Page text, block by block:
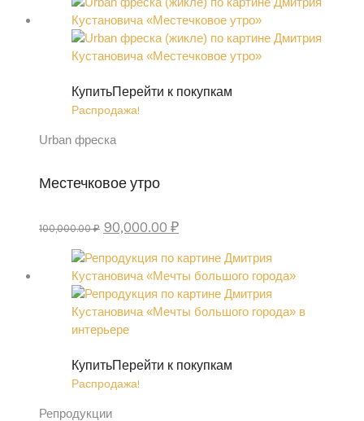
составляла
17,000.00 ₽.
10,900.00 ₽.
КупитьПерейти к покупкам
Распродажа!
Urban фреска
Местечковое утро
100,000.00 ₽ Первоначальная
составляла
100,000.00 ₽.
90,000.00 ₽Текущая
90,000.00 ₽.
КупитьПерейти к покупкам
Распродажа!
Репродукции